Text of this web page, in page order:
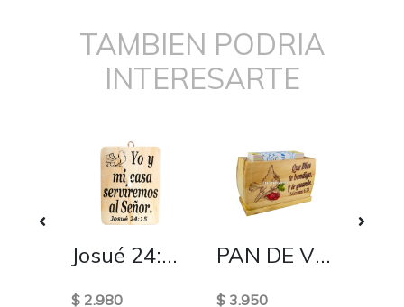
TAMBIEN PODRIA
INTERESARTE
Josué 24:15 - Mediano cuadro de madera
$ 2.980
PAN DE VIDA
$ 3.950